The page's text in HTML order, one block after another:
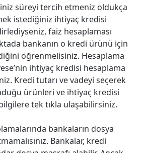
süreyi tercih etmeniz oldukça
istediğiniz ihtiyaç kredisi
faiz hesaplaması
bankanın o kredi ürünü için
öğrenmelisiniz. Hesaplama
ihtiyaç kredisi hesaplama
Kredi tutarı ve vadeyi seçerek
ürünleri ve ihtiyaç kredisi
tek tıkla ulaşabilirsiniz.
bankaların dosya
Bankalar, kredi